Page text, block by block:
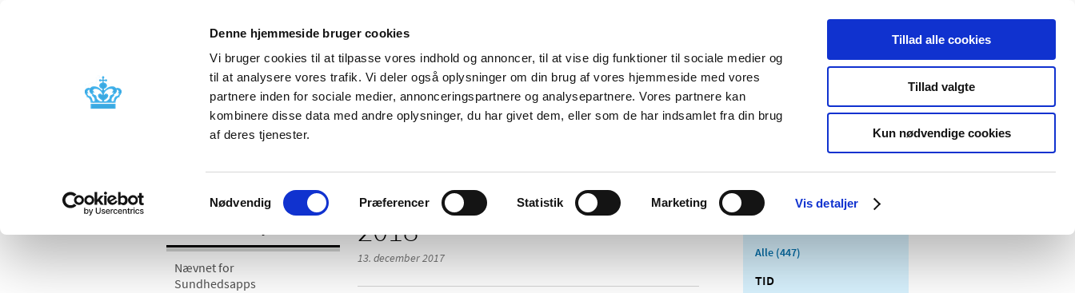
Denne hjemmeside bruger cookies
Vi bruger cookies til at tilpasse vores indhold og annoncer, til at vise dig funktioner til sociale medier og
til at analysere vores trafik. Vi deler også oplysninger om din brug af vores hjemmeside med vores
partnere inden for sociale medier, annonceringspartnere og analysepartnere. Vores partnere kan
kombinere disse data med andre oplysninger, du har givet dem, eller som de har indsamlet fra din brug
af deres tjenester.
Samtykkevalg
Nødvendig Præferencer Statistik Marketing Vis detaljer
Tillad alle cookies
Tillad valgte
Kun nødvendige cookies
Nyheder Om os Kontakt Udgivelser
Godkendelse og
Bivirkninger og
produktinformation
Tilskud og
Apoteker og salg af
Medicinsk
Særlige
produktområder
Nævnet for
Sundhedsapps
2018
13. december 2017 Alle (447)
TID